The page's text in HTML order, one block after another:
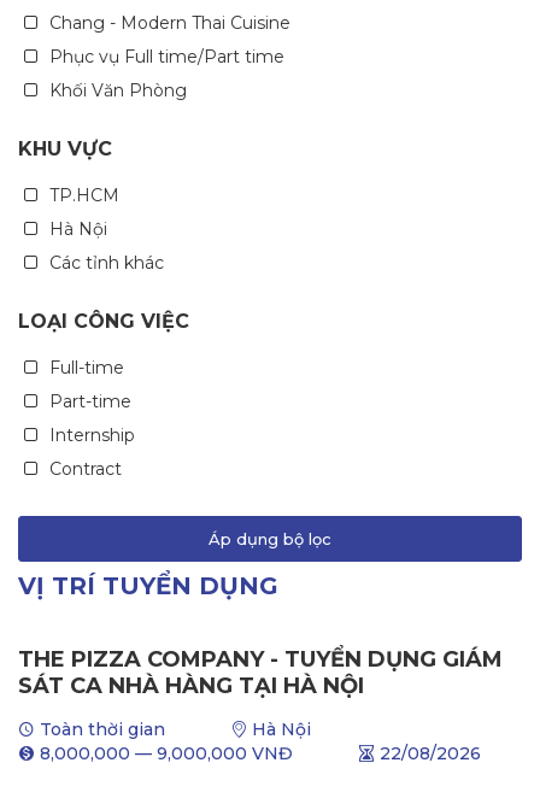
Chang - Modern Thai Cuisine
Phục vụ Full time/Part time
Khối Văn Phòng
KHU VỰC
TP.HCM
Hà Nội
Các tỉnh khác
LOẠI CÔNG VIỆC
Full-time
Part-time
Internship
Contract
Áp dụng bộ lọc
VỊ TRÍ TUYỂN DỤNG
THE PIZZA COMPANY - TUYỂN DỤNG GIÁM
SÁT CA NHÀ HÀNG TẠI HÀ NỘI
Toàn thời gian
Hà Nội
8,000,000 — 9,000,000 VNĐ 22/08/2026